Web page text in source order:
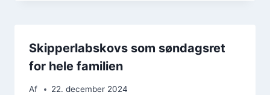
Skipperlabskovs som søndagsret
for hele familien
Af 22. december 2024